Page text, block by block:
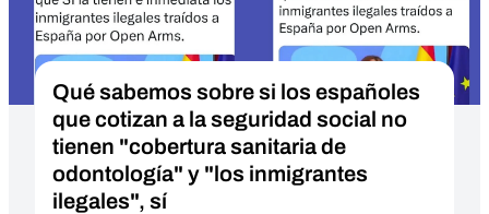
Qué sabemos sobre si los españoles
que cotizan a la seguridad social no
tienen "cobertura sanitaria de
odontología" y "los inmigrantes
ilegales", sí